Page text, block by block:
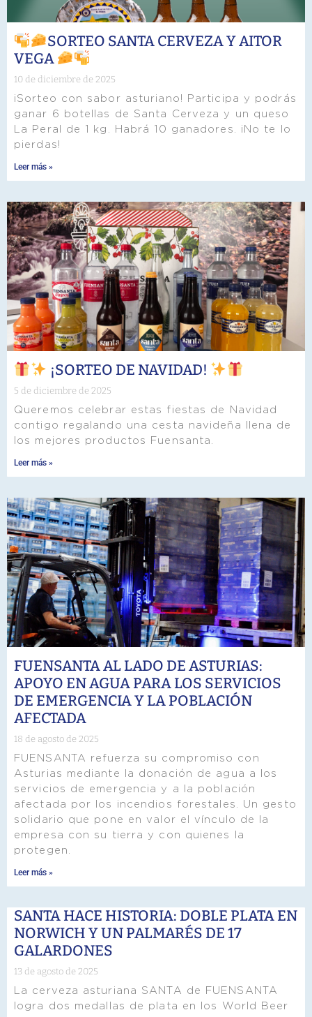
SORTEO SANTA CERVEZA Y AITOR
VEGA
10 de diciembre de 2025
¡Sorteo con sabor asturiano! Participa y podrás
ganar 6 botellas de Santa Cerveza y un queso
La Peral de 1 kg. Habrá 10 ganadores. ¡No te lo
pierdas!
Leer más »
¡SORTEO DE NAVIDAD!
5 de diciembre de 2025
Queremos celebrar estas fiestas de Navidad
contigo regalando una cesta navideña llena de
los mejores productos Fuensanta.
Leer más »
FUENSANTA AL LADO DE ASTURIAS:
APOYO EN AGUA PARA LOS SERVICIOS
DE EMERGENCIA Y LA POBLACIÓN
AFECTADA
18 de agosto de 2025
FUENSANTA refuerza su compromiso con
Asturias mediante la donación de agua a los
servicios de emergencia y a la población
afectada por los incendios forestales. Un gesto
solidario que pone en valor el vínculo de la
empresa con su tierra y con quienes la
protegen.
Leer más »
SANTA HACE HISTORIA: DOBLE PLATA EN
NORWICH Y UN PALMARÉS DE 17
GALARDONES
13 de agosto de 2025
La cerveza asturiana SANTA de FUENSANTA
logra dos medallas de plata en los World Beer